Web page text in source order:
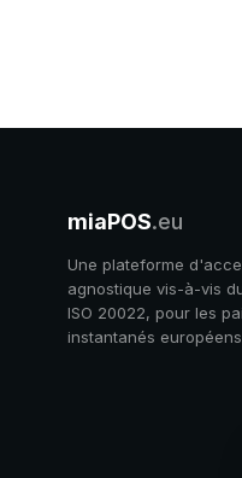
miaPOS.eu
Une plateforme
agnostique vis-à-vis
ISO 20022, pour les
instantanés